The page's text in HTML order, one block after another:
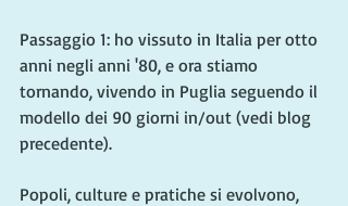
Passaggio 1: ho vissuto in Italia per otto
anni negli anni '80, e ora stiamo
tornando, vivendo in Puglia seguendo il
modello dei 90 giorni in/out (vedi blog
precedente).
Popoli, culture e pratiche si evolvono,